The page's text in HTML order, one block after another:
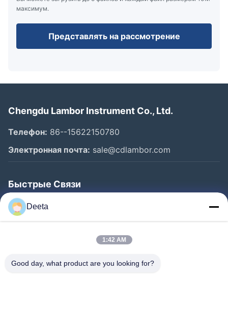
максимум.
Представлять на рассмотрение
Chengdu Lambor Instrument Co., Ltd.
Телефон: 86--15622150780
Электронная почта: sale@cdlambor.com
Быстрые Связи
Главная Страница
Продукция
Наша Фабрика
Deeta
1:42 AM
Good day, what product are you looking for?